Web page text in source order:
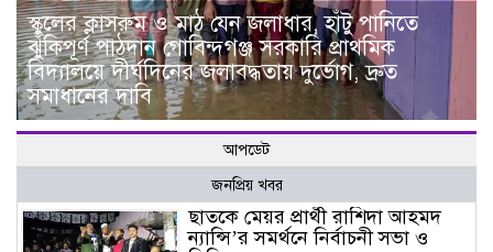
স্কুলের ক্লাসরুম ও মাঠ যেন জলাধার, হাঁটু পানিতে
ঝুঁকিপূর্ণ পাঠদান গোবিন্দগঞ্জ সরকারি প্রাথমিক
বিদ্যালয়ে দীর্ঘদিনের জলাবদ্ধতায় দুর্ভোগ, দ্রুত
সমাধানের দাবি
আপডেট
জনপ্রিয় খবর
ছাতকে মেয়র প্রার্থী রাশিদা আহমদ
ন্যান্সি’র সমর্থনে নির্বাচনী সভা ও